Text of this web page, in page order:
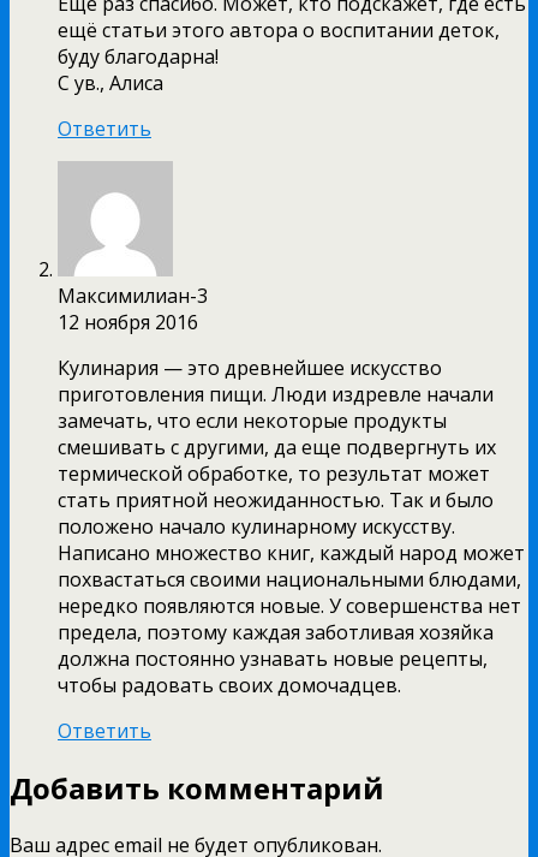
ещё статьи этого автора о воспитании деток,
буду благодарна!
С ув., Алиса
Ответить
Максимилиан-3
12 ноября 2016
Кулинария — это древнейшее искусство
приготовления пищи. Люди издревле начали
замечать, что если некоторые продукты
смешивать с другими, да еще подвергнуть их
термической обработке, то результат может
стать приятной неожиданностью. Так и было
положено начало кулинарному искусству.
Написано множество книг, каждый народ может
похвастаться своими национальными блюдами,
нередко появляются новые. У совершенства нет
предела, поэтому каждая заботливая хозяйка
должна постоянно узнавать новые рецепты,
чтобы радовать своих домочадцев.
Ответить
Добавить комментарий
Ваш адрес email не будет опубликован.